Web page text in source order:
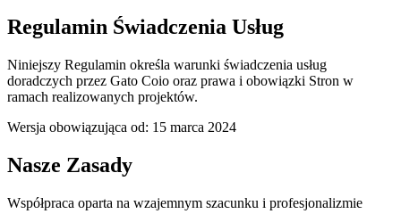
Regulamin Świadczenia Usług
Niniejszy Regulamin określa warunki świadczenia usług
doradczych przez Gato Coio oraz prawa i obowiązki Stron w
ramach realizowanych projektów.
Wersja obowiązująca od: 15 marca 2024
Nasze Zasady
Współpraca oparta na wzajemnym szacunku i profesjonalizmie